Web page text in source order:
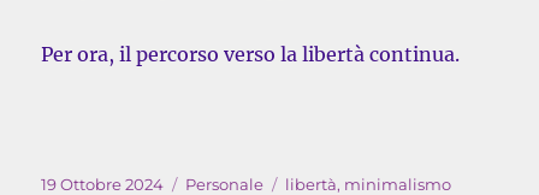
Per ora, il percorso verso la libertà continua.
Pubblicato
19 Ottobre 2024 Categorie
Personale Tag
libertà, minimalismo